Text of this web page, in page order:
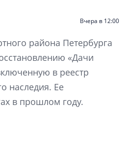
Вчера в 12:00
района Петербурга
«Дачи
в реестр
наследия. Ее
в прошлом году.